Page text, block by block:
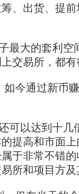
、出货、提
大的套利空
交易所，都
今通过新币赚
以达到十几
提高和市面
于非常不错
所和项目方